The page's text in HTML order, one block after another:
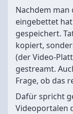
Nachdem man
eingebettet
gespeichert.
kopiert,
(der Video-
gestreamt.
Frage, ob das
Dafür spricht
Videoportalen